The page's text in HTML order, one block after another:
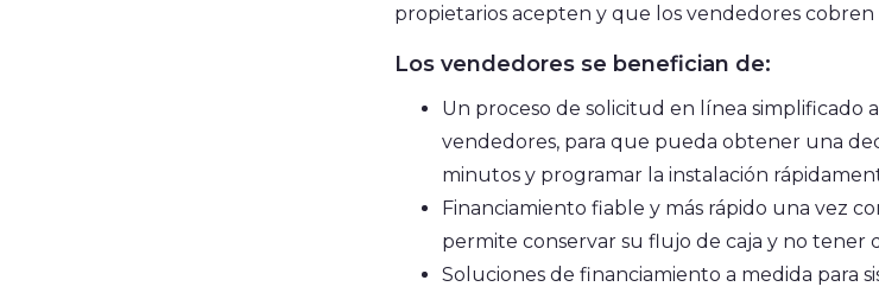
propietarios acepten y que los vendedores cobren
Los vendedores se benefician de:
Un proceso de solicitud en línea simplificado
vendedores, para que pueda obtener una
minutos y programar la instalación
Financiamiento fiable y más rápido una vez
permite conservar su flujo de caja y no tener
Soluciones de financiamiento a medida para